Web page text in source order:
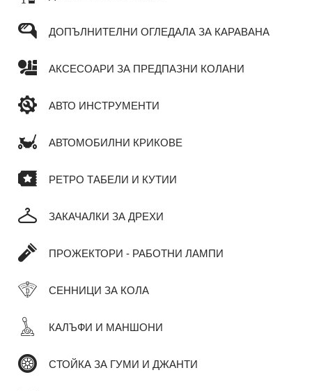
ДОПЪЛНИТЕЛНИ ОГЛЕДАЛА ЗА КАРАВАНА
АКСЕСОАРИ ЗА ПРЕДПАЗНИ КОЛАНИ
АВТО ИНСТРУМЕНТИ
АВТОМОБИЛНИ КРИКОВЕ
РЕТРО ТАБЕЛИ И КУТИИ
ЗАКАЧАЛКИ ЗА ДРЕХИ
ПРОЖЕКТОРИ - РАБОТНИ ЛАМПИ
СЕННИЦИ ЗА КОЛА
КАЛЪФИ И МАНШОНИ
СТОЙКА ЗА ГУМИ И ДЖАНТИ